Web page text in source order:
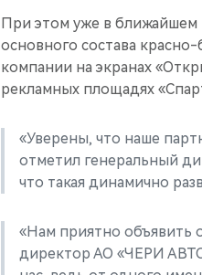
При этом уже в ближайшем
основного состава
компании на экранах
рекламных площадях
«Уверены, что наше
отметил генеральный
что такая динамично
«Нам приятно объявить
директор АО «ЧЕРИ